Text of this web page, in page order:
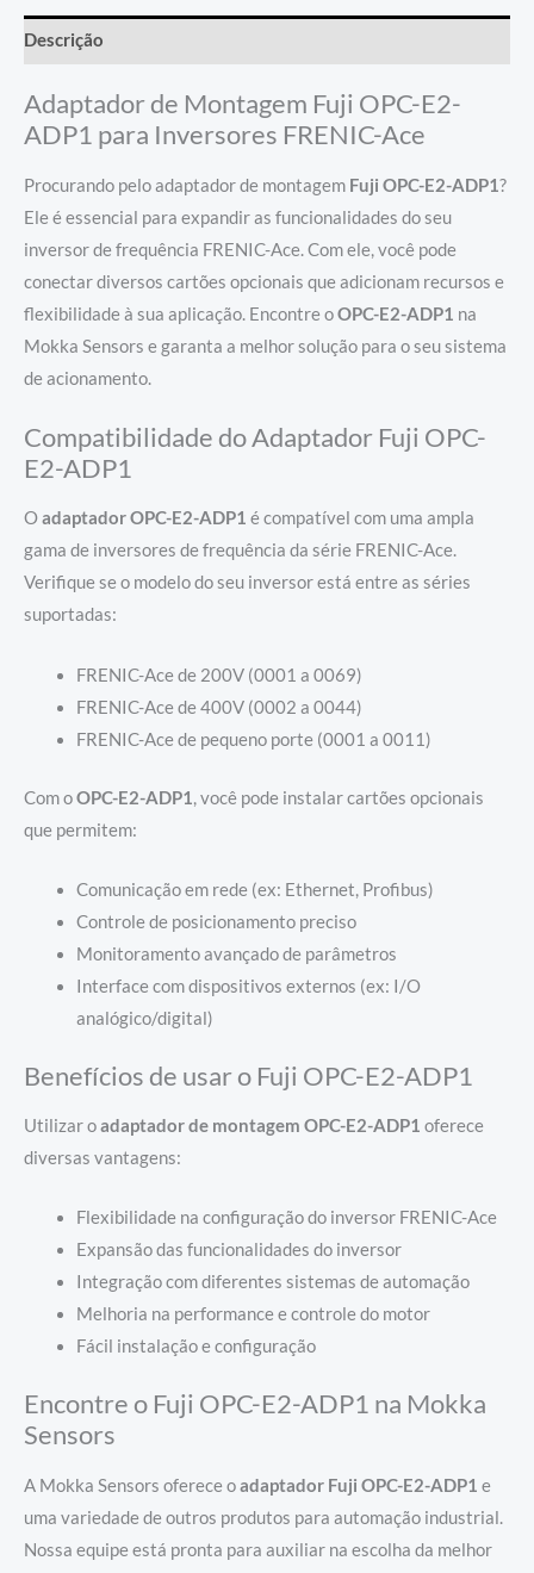
Descrição
Adaptador de Montagem Fuji OPC-E2-
ADP1 para Inversores FRENIC-Ace
Procurando pelo adaptador de montagem Fuji OPC-E2-ADP1?
Ele é essencial para expandir as funcionalidades do seu
inversor de frequência FRENIC-Ace. Com ele, você pode
conectar diversos cartões opcionais que adicionam recursos e
flexibilidade à sua aplicação. Encontre oOPC-E2-ADP1 na
Mokka Sensors e garanta a melhor solução para o seu sistema
de acionamento.
Compatibilidade do Adaptador Fuji OPC-
E2-ADP1
Oadaptador OPC-E2-ADP1 é compatível com uma ampla
gama de inversores de frequência da série FRENIC-Ace.
Verifique se o modelo do seu inversor está entre as séries
suportadas:
FRENIC-Ace de 200V (0001 a 0069)
FRENIC-Ace de 400V (0002 a 0044)
FRENIC-Ace de pequeno porte (0001 a 0011)
Com oOPC-E2-ADP1, você pode instalar cartões opcionais
que permitem:
Comunicação em rede (ex: Ethernet, Profibus)
Controle de posicionamento preciso
Monitoramento avançado de parâmetros
Interface com dispositivos externos (ex: I/O
analógico/digital)
Benefícios de usar o Fuji OPC-E2-ADP1
Utilizar oadaptador de montagem OPC-E2-ADP1 oferece
diversas vantagens:
Flexibilidade na configuração do inversor FRENIC-Ace
Expansão das funcionalidades do inversor
Integração com diferentes sistemas de automação
Melhoria na performance e controle do motor
Fácil instalação e configuração
Encontre o Fuji OPC-E2-ADP1 na Mokka
Sensors
A Mokka Sensors oferece oadaptador Fuji OPC-E2-ADP1 e
uma variedade de outros produtos para automação industrial.
Nossa equipe está pronta para auxiliar na escolha da melhor